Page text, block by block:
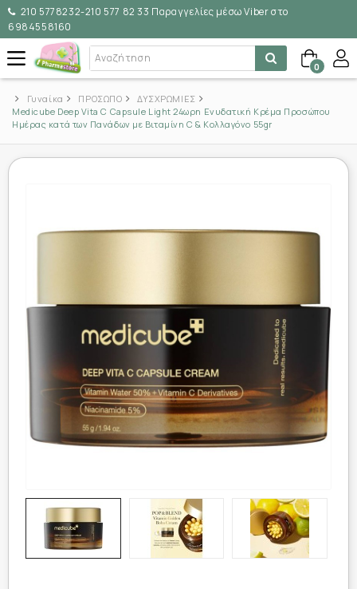
210 5778232-210 577 82 33 Παραγγελίες μέσω Viber στο
6984558160
0
Γυναίκα ΠΡΟΣΩΠΟ
ΔΥΣΧΡΩΜΙΕΣ
Medicube Deep Vita C Capsule Light 24ωρη Ενυδατική Κρέμα Προσώπου
Ημέρας κατά των Πανάδων με Βιταμίνη C & Κολλαγόνο 55gr